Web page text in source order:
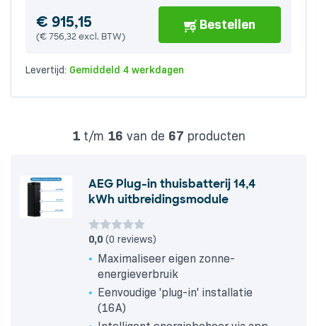
€ 915,15
(€756,32excl. BTW)
Bestellen
Levertijd: Gemiddeld 4 werkdagen
€ 1.191,85
(€985,00excl. BTW)
Bestellen
Levertijd: Gemiddeld 6 werkdagen
Levertijd:Gemiddeld 6 werkdagen
1t/m 16 van de 67 producten
AEG Plug-in thuisbatterij 14,4
kWh uitbreidingsmodule
0,0 (0 reviews)
Maximaliseer eigen zonne-
energieverbruik
Eenvoudige 'plug-in' installatie
(16A)